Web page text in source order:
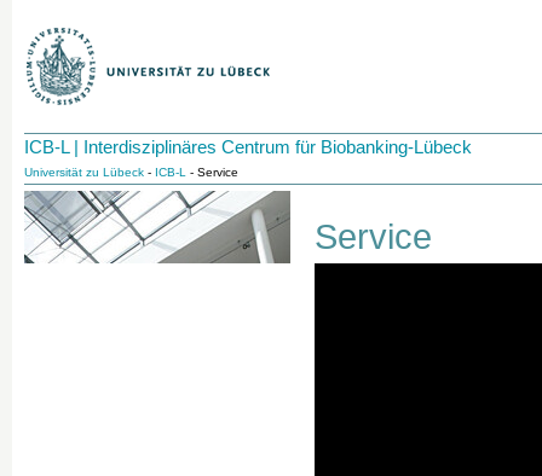
ICB-L | Interdisziplinäres Centrum für Biobanking-Lübeck
Universität zu Lübeck - ICB-L - Service
Service